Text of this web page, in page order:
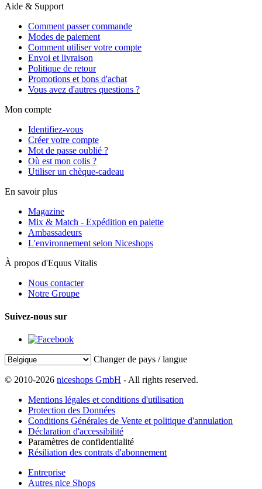
Aide & Support
Comment passer commande
Modes de paiement
Comment utiliser votre compte
Envoi et livraison
Politique de retour
Promotions et bons d'achat
Vous avez d'autres questions ?
Mon compte
Identifiez-vous
Créer votre compte
Mot de passe oublié ?
Où est mon colis ?
Utiliser un chèque-cadeau
En savoir plus
Magazine
Mix & Match - Expédition en palette
Ambassadeurs
L'environnement selon Niceshops
À propos d'Equus Vitalis
Nous contacter
Notre Groupe
Suivez-nous sur
Changer de pays / langue
© 2010-2026 niceshops GmbH - All rights reserved.
Mentions légales et conditions d'utilisation
Protection des Données
Conditions Générales de Vente et politique d'annulation
Déclaration d'accessibilité
Paramètres de confidentialité
Résiliation des contrats d'abonnement
Entreprise
Autres nice Shops